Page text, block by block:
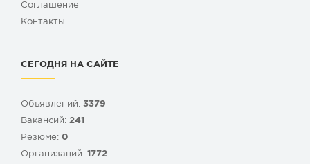
Cоглашение
Контакты
СЕГОДНЯ НА САЙТЕ
Объявлений: 3379
Вакансий: 241
Резюме: 0
Организаций: 1772